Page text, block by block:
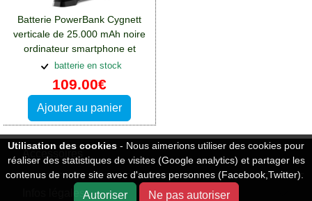
Batterie PowerBank Cygnett
verticale de 25.000 mAh noire
ordinateur smartphone et
tablette
batterie en stock
109.00€
Ajouter au panier
Infos légales
Utilisation des cookies - Nous aimerions utiliser des cookies pour
réaliser des statistiques de visites (Google analytics) et partager les
contenus de notre site avec d'autres personnes (Facebook,Twitter).
Autoriser Ne pas autoriser